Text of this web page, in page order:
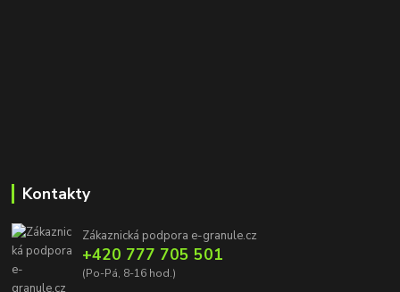
Kontakty
Zákaznická podpora e-granule.cz
+420 777 705 501
(Po-Pá, 8-16 hod.)